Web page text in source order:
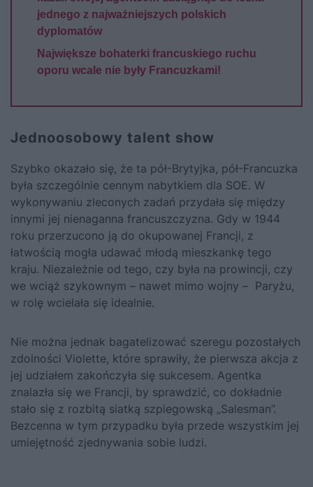
jednego z najważniejszych polskich
dyplomatów
Największe bohaterki francuskiego ruchu
oporu wcale nie były Francuzkami!
Jednoosobowy talent show
Szybko okazało się, że ta pół-Brytyjka, pół-Francuzka
była szczególnie cennym nabytkiem dla SOE. W
wykonywaniu zleconych zadań przydała się między
innymi jej nienaganna francuszczyzna. Gdy w 1944
roku przerzucono ją do okupowanej Francji, z
łatwością mogła udawać młodą mieszkankę tego
kraju. Niezależnie od tego, czy była na prowincji, czy
we wciąż szykownym – nawet mimo wojny – Paryżu,
w rolę wcielała się idealnie.
Nie można jednak bagatelizować szeregu pozostałych
zdolności Violette, które sprawiły, że pierwsza akcja z
jej udziałem zakończyła się sukcesem. Agentka
znalazła się we Francji, by sprawdzić, co dokładnie
stało się z rozbitą siatką szpiegowską „Salesman”.
Bezcenna w tym przypadku była przede wszystkim jej
umiejętność zjednywania sobie ludzi.